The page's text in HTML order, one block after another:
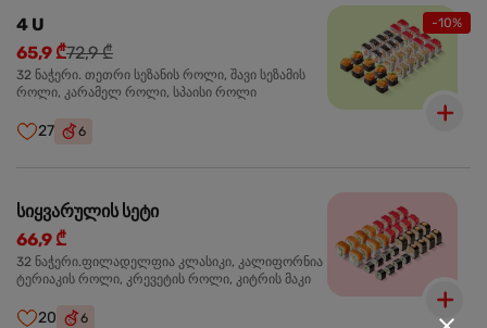
-10%
4 U
65,9 ₾72,9 ₾
32 ნაჭერი. თეთრი სეზანის როლი, შავი სეზამის
როლი, კარამელ როლი, სპაისი როლი
27 6
სიყვარულის სეტი
66,9 ₾
32 ნაჭერი.ფილადელფია კლასიკი, კალიფორნია
ტერიაკის როლი, კრევეტის როლი, კიტრის მაკი
20 6